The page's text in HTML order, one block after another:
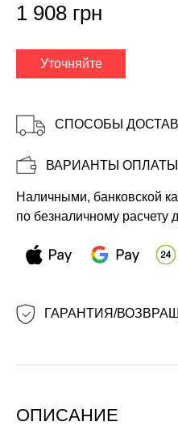
Копировать
1 908 грн
Уточняйте
СПОСОБЫ
ВАРИАНТЫ ОПЛАТЫ
Наличными, банковской
по безналичному расчету
ГАРАНТИЯ/
ОПИСАНИЕ